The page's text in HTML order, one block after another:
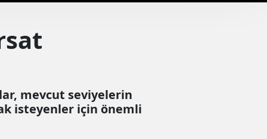
mevcut seviyelerin
isteyenler için önemli